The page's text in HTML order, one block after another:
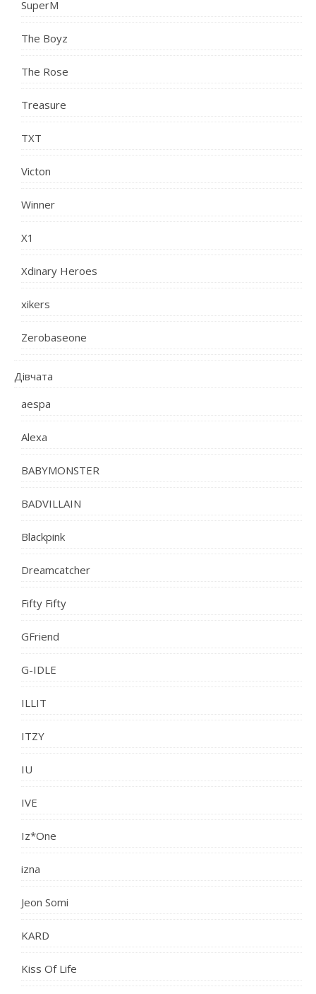
SuperM
The Boyz
The Rose
Treasure
TXT
Victon
Winner
X1
Xdinary Heroes
xikers
Zerobaseone
Дівчата
aespa
Alexa
BABYMONSTER
BADVILLAIN
Blackpink
Dreamcatcher
Fifty Fifty
GFriend
G-IDLE
ILLIT
ITZY
IU
IVE
Iz*One
izna
Jeon Somi
KARD
Kiss Of Life